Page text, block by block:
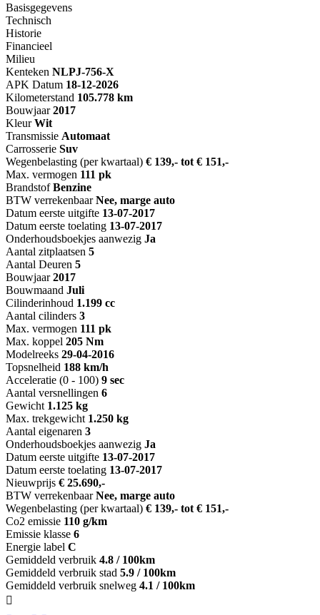
Basisgegevens
Technisch
Historie
Financieel
Milieu
Kenteken NLPJ-756-X
APK Datum 18-12-2026
Kilometerstand 105.778 km
Bouwjaar 2017
Kleur Wit
Transmissie Automaat
Carrosserie Suv
Wegenbelasting (per kwartaal) € 139,- tot € 151,-
Max. vermogen 111 pk
Brandstof Benzine
BTW verrekenbaar Nee, marge auto
Datum eerste uitgifte 13-07-2017
Datum eerste toelating 13-07-2017
Onderhoudsboekjes aanwezig Ja
Aantal zitplaatsen 5
Aantal Deuren 5
Bouwjaar 2017
Bouwmaand Juli
Cilinderinhoud 1.199 cc
Aantal cilinders 3
Max. vermogen 111 pk
Max. koppel 205 Nm
Modelreeks 29-04-2016
Topsnelheid 188 km/h
Acceleratie (0 - 100) 9 sec
Aantal versnellingen 6
Gewicht 1.125 kg
Max. trekgewicht 1.250 kg
Aantal eigenaren 3
Onderhoudsboekjes aanwezig Ja
Datum eerste uitgifte 13-07-2017
Datum eerste toelating 13-07-2017
Nieuwprijs € 25.690,-
BTW verrekenbaar Nee, marge auto
Wegenbelasting (per kwartaal) € 139,- tot € 151,-
Co2 emissie 110 g/km
Emissie klasse 6
Energie label C
Gemiddeld verbruik 4.8 / 100km
Gemiddeld verbruik stad 5.9 / 100km
Gemiddeld verbruik snelweg 4.1 / 100km